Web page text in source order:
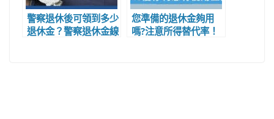
警察退休後可領到多少
退休金？警察退休金線
您準備的退休金夠用
嗎?注意所得替代率！